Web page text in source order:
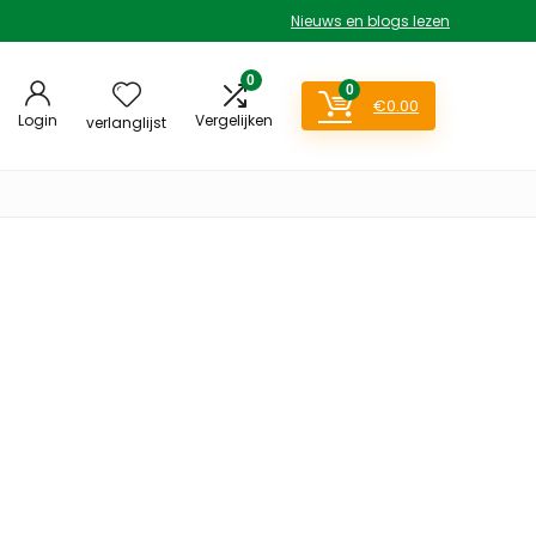
Nieuws en blogs lezen
Login verlanglijst
0
Vergelijken
0
€0.00